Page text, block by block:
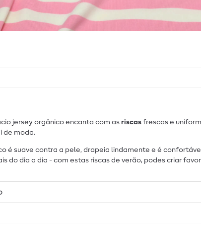
jersey orgânico encanta com as riscas frescas e
de moda.
é suave contra a pele, drapeia lindamente e é
do dia a dia - com estas riscas de verão, podes criar